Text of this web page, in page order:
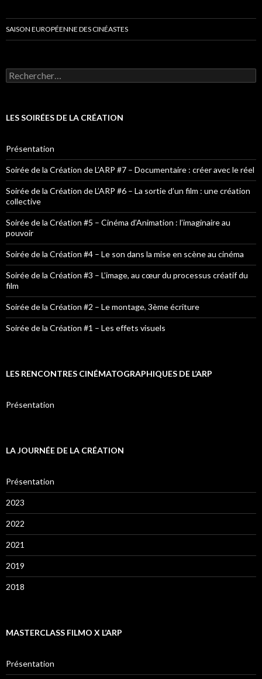
SAISON EUROPÉENNE DES CINÉASTES
Rechercher :
LES SOIRÉES DE LA CRÉATION
Présentation
Soirée de la Création de L’ARP #7 – Documentaire : créer avec le réel
Soirée de la Création de L’ARP #6 – La sortie d’un film : une création
collective
Soirée de la Création #5 – Cinéma d’Animation : l’imaginaire au
pouvoir
Soirée de la Création #4 – Le son dans la mise en scène au cinéma
Soirée de la Création #3 – L’image, au cœur du processus créatif du
film
Soirée de la Création #2 – Le montage, 3ème écriture
Soirée de la Création #1 – Les effets visuels
LES RENCONTRES CINÉMATOGRAPHIQUES DE L’ARP
Présentation
LA JOURNÉE DE LA CRÉATION
Présentation
2023
2022
2021
2019
2018
MASTERCLASS FILMO X L’ARP
Présentation